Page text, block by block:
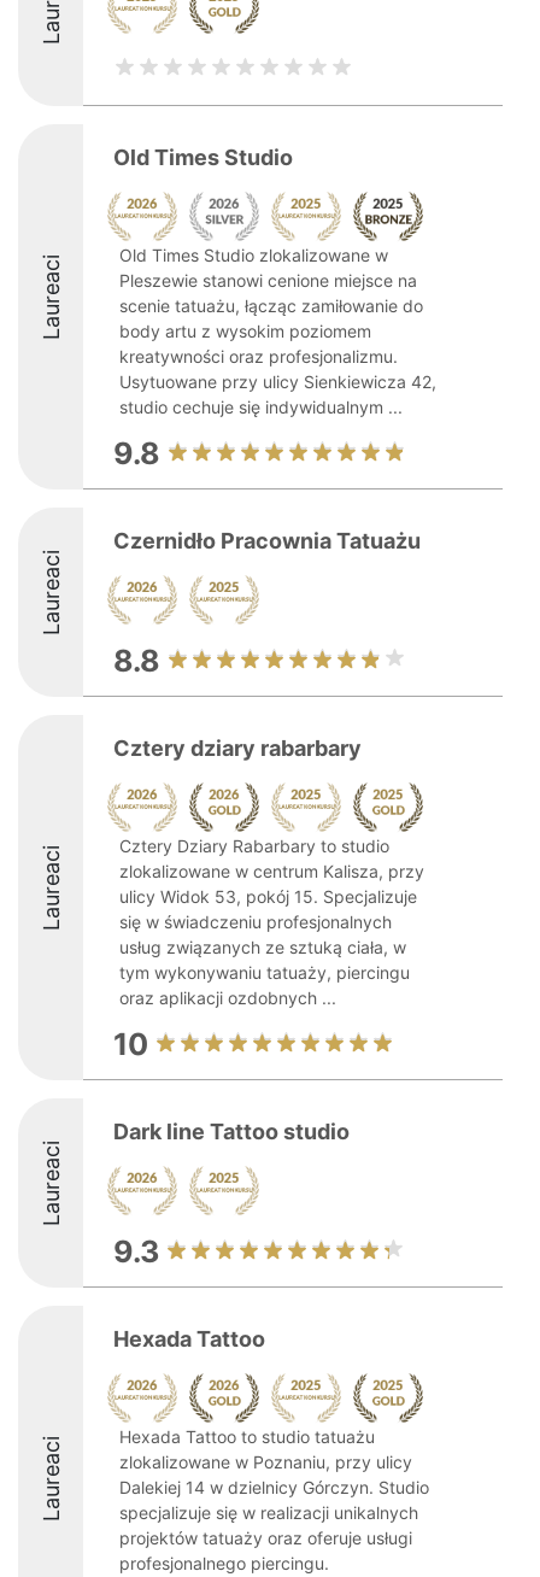
Laureaci
Old Times Studio
Old Times Studio zlokalizowane w
Pleszewie stanowi cenione miejsce na
scenie tatuażu, łącząc zamiłowanie do
body artu z wysokim poziomem
kreatywności oraz profesjonalizmu.
Usytuowane przy ulicy Sienkiewicza 42,
studio cechuje się indywidualnym ...
9.8
Laureaci
Czernidło Pracownia Tatuażu
8.8
Laureaci
Cztery dziary rabarbary
Cztery Dziary Rabarbary to studio
zlokalizowane w centrum Kalisza, przy
ulicy Widok 53, pokój 15. Specjalizuje
się w świadczeniu profesjonalnych
usług związanych ze sztuką ciała, w
tym wykonywaniu tatuaży, piercingu
oraz aplikacji ozdobnych ...
10
Laureaci
Dark line Tattoo studio
9.3
Laureaci
Hexada Tattoo
Hexada Tattoo to studio tatuażu
zlokalizowane w Poznaniu, przy ulicy
Dalekiej 14 w dzielnicy Górczyn. Studio
specjalizuje się w realizacji unikalnych
projektów tatuaży oraz oferuje usługi
profesjonalnego piercingu.